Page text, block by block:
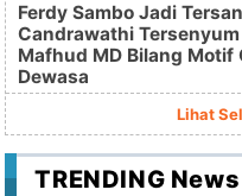
Ferdy Sambo Jadi
Candrawathi
Mafhud MD Bilang Motif
Dewasa
Lihat
TRENDING News